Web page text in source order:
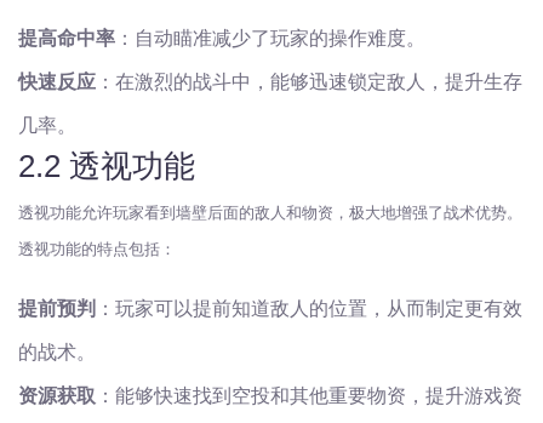
提高命中率 ：自动瞄准减少了玩家的操作难度。
快速反应 ：在激烈的战斗中，能够迅速锁定敌人，提升生存
几率。
2.2 透视功能
透视功能允许玩家看到墙壁后面的敌人和物资，极大地增强了战术优势。
透视功能的特点包括：
提前预判 ：玩家可以提前知道敌人的位置，从而制定更有效
的战术。
资源获取 ：能够快速找到空投和其他重要物资，提升游戏资